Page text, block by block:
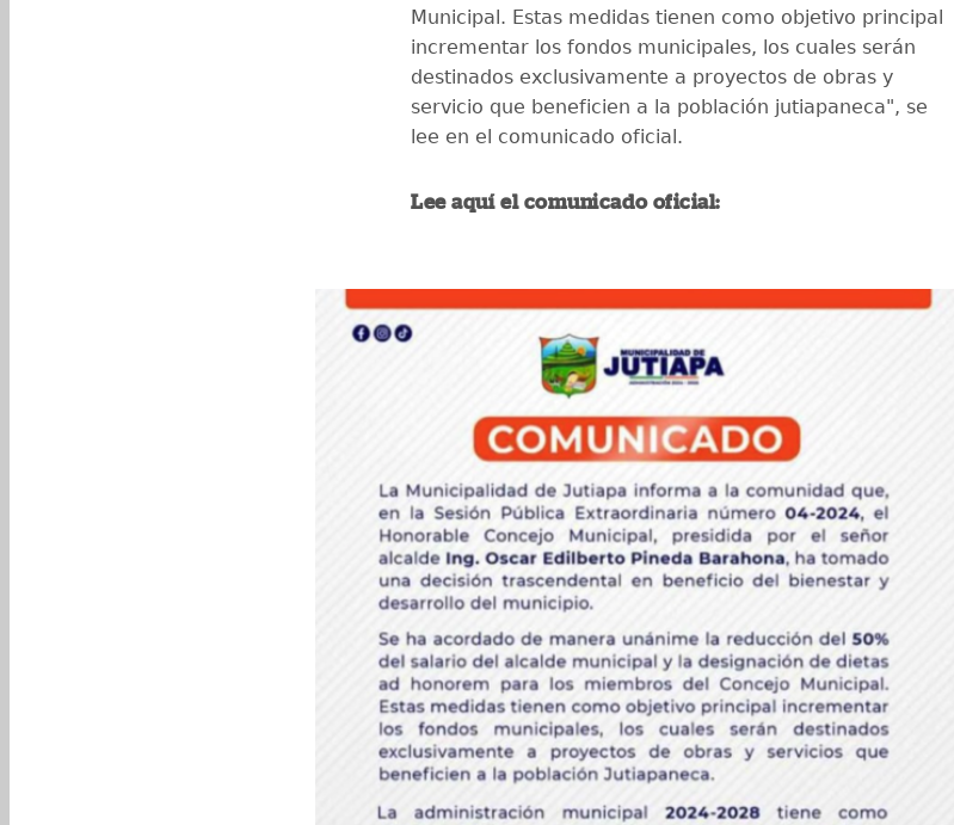
Municipal. Estas medidas tienen como objetivo principal
incrementar los fondos municipales, los cuales serán
destinados exclusivamente a proyectos de obras y
servicio que beneficien a la población jutiapaneca", se
lee en el comunicado oficial.
Lee aquí el comunicado oficial: